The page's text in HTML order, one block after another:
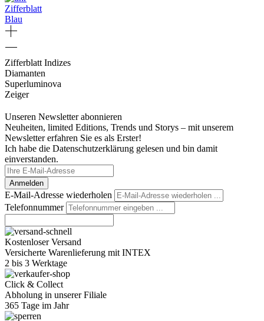
Zifferblatt
Blau
Zifferblatt Indizes
Diamanten
Superluminova
Zeiger
Unseren Newsletter abonnieren
Neuheiten, limited Editions, Trends und Storys – mit unserem
Newsletter erfahren Sie es als Erster!
Ich habe die Datenschutzerklärung gelesen und bin damit
einverstanden.
Anmelden
E-Mail-Adresse wiederholen
Telefonnummer
Kostenloser Versand
Versicherte Warenlieferung mit INTEX
2 bis 3 Werktage
Click & Collect
Abholung in unserer Filiale
365 Tage im Jahr